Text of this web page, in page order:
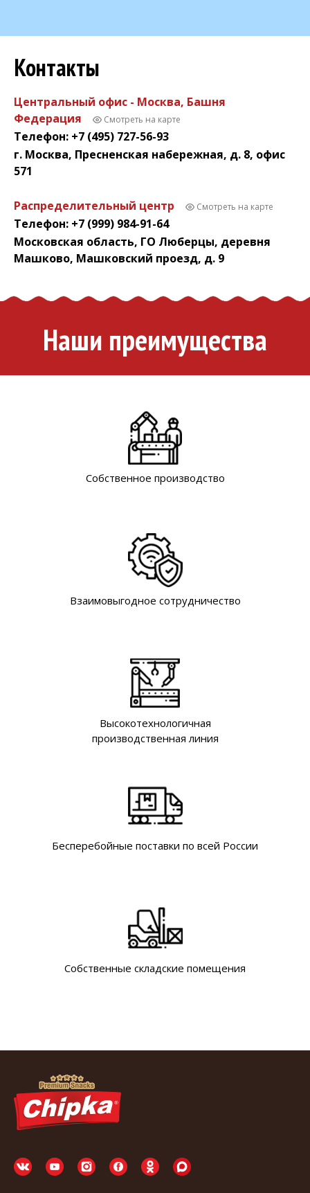
Контакты
Центральный офис - Москва, Башня
Федерация
Смотреть на карте
Телефон: +7 (495) 727-56-93
г. Москва, Пресненская набережная, д. 8, офис
571
Распределительный центр Смотреть на карте
Телефон: +7 (999) 984-91-64
Московская область, ГО Люберцы, деревня
Машково, Машковский проезд, д. 9
Наши преимущества
Собственное производство
Взаимовыгодное сотрудничество
Высокотехнологичная
производственная линия
Бесперебойные поставки по всей России
Собственные складские помещения